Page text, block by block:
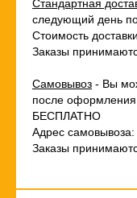
Стандартная
следующий день
Стоимость
Заказы
Самовывоз - Вы
после
БЕСПЛАТНО
Адрес
Заказы